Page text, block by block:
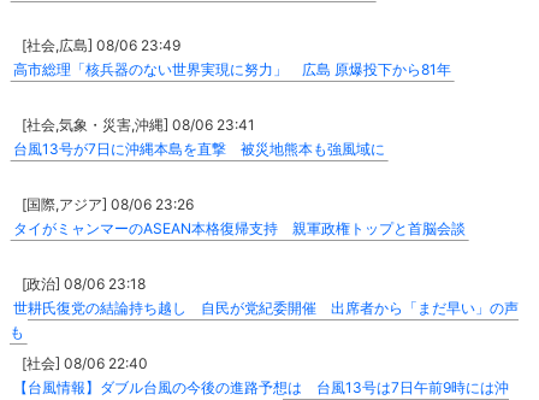
[社会,広島] 08/06 23:49
高市総理「核兵器のない世界実現に努力」 広島 原爆投下から81年
[社会,気象・災害,沖縄] 08/06 23:41
台風13号が7日に沖縄本島を直撃 被災地熊本も強風域に
[国際,アジア] 08/06 23:26
タイがミャンマーのASEAN本格復帰支持 親軍政権トップと首脳会談
[政治] 08/06 23:18
世耕氏復党の結論持ち越し 自民が党紀委開催 出席者から「まだ早い」の声
も
[社会] 08/06 22:40
【台風情報】ダブル台風の今後の進路予想は 台風13号は7日午前9時には沖